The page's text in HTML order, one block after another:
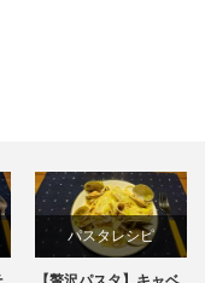
パスタレシピ